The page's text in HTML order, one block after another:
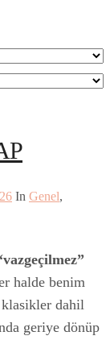
In Genel,
halde benim
dahil
geriye dönüp